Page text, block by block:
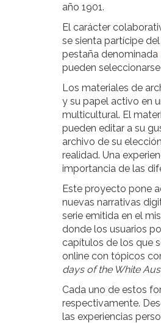
año 1901.
El carácter
se sienta partícipe
pestaña denominada
pueden
Los materiales de
y su papel activo en
multicultural. El
pueden editar a su
archivo de su
realidad. Una
importancia de las
Este proyecto pone
nuevas narrativas
serie emitida en el
donde los usuarios
capítulos de los que
online con tópicos
days of the White
Cada uno de estos
respectivamente.
las experiencias